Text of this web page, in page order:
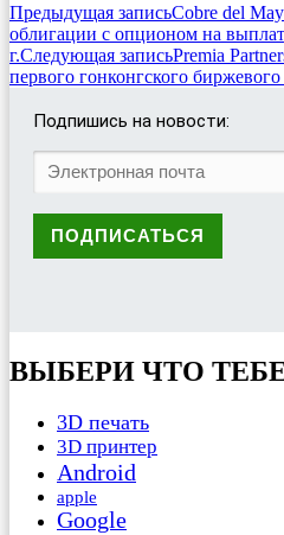
Предыдущая записьCobre del
облигации с опционом на
г.Следующая записьPremia
первого гонконгского
Подпишись на новости:
ВЫБЕРИ ЧТО
3D печать
3D принтер
Android
apple
Google